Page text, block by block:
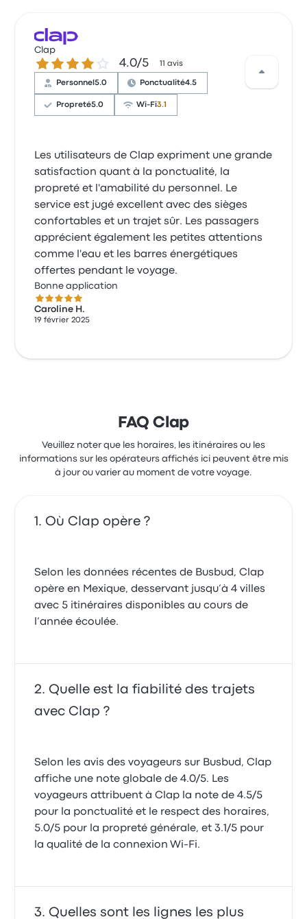
Clap
4.0 sur 5 étoiles 4.0/5 11 avis
Personnel5.0 Ponctualité4.5
Propreté5.0 Wi-Fi3.1
Les utilisateurs de Clap expriment une grande
satisfaction quant à la ponctualité, la
propreté et l'amabilité du personnel. Le
service est jugé excellent avec des sièges
confortables et un trajet sûr. Les passagers
apprécient également les petites attentions
comme l'eau et les barres énergétiques
offertes pendant le voyage.
Bonne application
5.0 sur 5 étoiles
Caroline H.
19 février 2025
FAQ Clap
Veuillez noter que les horaires, les itinéraires ou les
informations sur les opérateurs affichés ici peuvent être mis
à jour ou varier au moment de votre voyage.
Où Clap opère ?
Selon les données récentes de Busbud, Clap
opère en Mexique, desservant jusqu’à 4 villes
avec 5 itinéraires disponibles au cours de
l’année écoulée.
Quelle est la fiabilité des trajets
avec Clap ?
Selon les avis des voyageurs sur Busbud, Clap
affiche une note globale de 4.0/5. Les
voyageurs attribuent à Clap la note de 4.5/5
pour la ponctualité et le respect des horaires,
5.0/5 pour la propreté générale, et 3.1/5 pour
la qualité de la connexion Wi-Fi.
Quelles sont les lignes les plus